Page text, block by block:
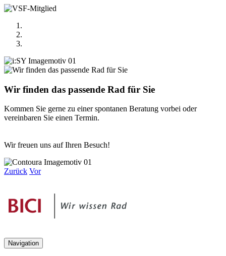
Wir finden das passende Rad für Sie
Kommen Sie gerne zu einer spontanen Beratung vorbei oder
vereinbaren Sie einen Termin.
Wir freuen uns auf Ihren Besuch!
Zurück Vor
Navigation